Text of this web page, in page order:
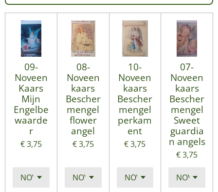
09-
Noveen
Kaars
Mijn
Engelbe
waarde
r
€ 3,75
08-
Noveen
kaars
Bescher
mengel
flower
angel
€ 3,75
10-
Noveen
kaars
Bescher
mengel
perkam
ent
€ 3,75
07-
Noveen
kaars
Bescher
mengel
Sweet
guardia
n angels
€ 3,75